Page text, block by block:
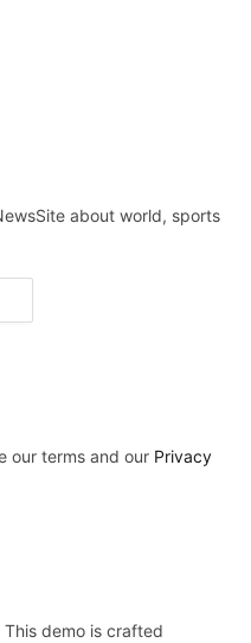
about world, sports
our terms and our Privacy
demo is crafted